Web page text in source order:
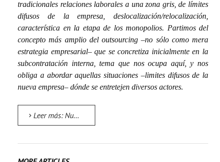
tradicionales relaciones laborales a una zona gris, de límites
difusos de la empresa, deslocalización/relocalización,
característica en la etapa de los monopolios. Partimos del
concepto más amplio del outsourcing –no sólo como mera
estrategia empresarial– que se concretiza inicialmente en la
subcontratación interna, tema que nos ocupa aquí, y nos
obliga a abordar aquellas situaciones –limites difusos de la
nueva empresa– dónde se entretejen diversos actores.
Leer más: Nuevos mecanismos de la explotación capitalista